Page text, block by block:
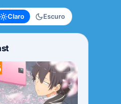
Claro Escuro